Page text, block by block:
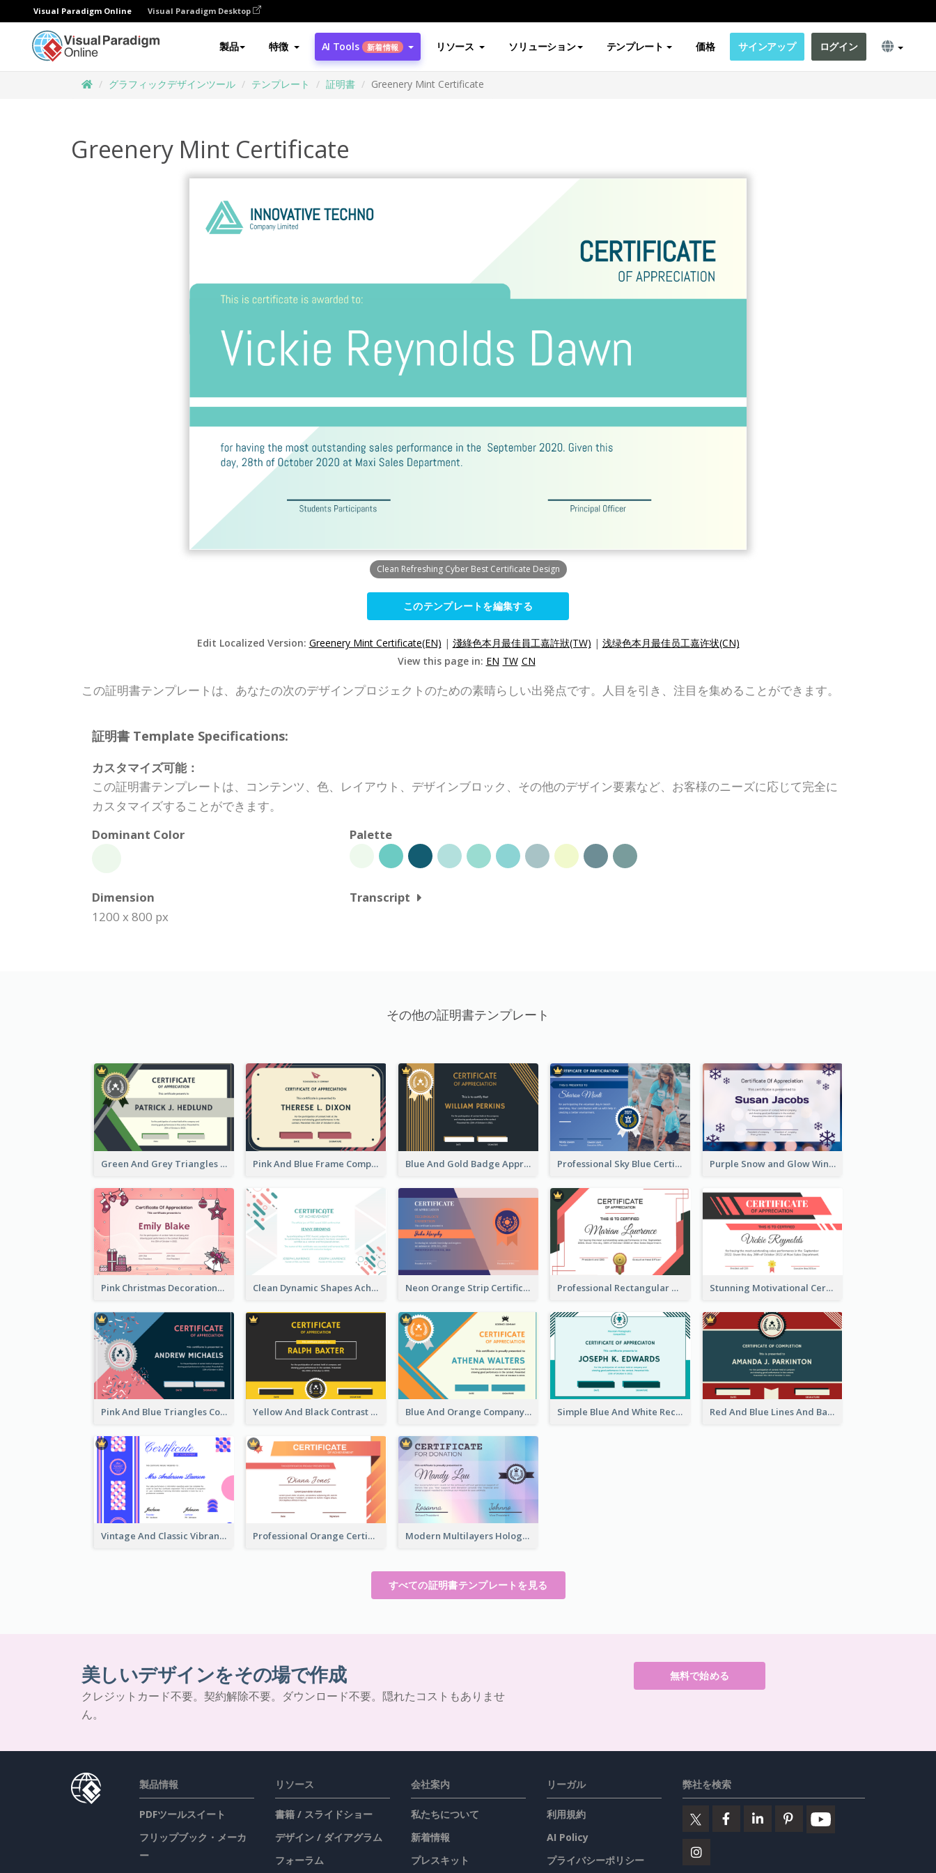
Visual Paradigm Online Visual Paradigm Desktop
製品 特徴 AI Tools 新着情報 リソース ソリューション テンプレート 価格 サインアップ ログイン
グラフィックデザインツール テンプレート 証明書 Greenery Mint Certificate
Greenery Mint Certificate
Clean Refreshing Cyber Best Certificate Design
このテンプレートを編集する
Edit Localized Version: Greenery Mint Certificate(EN) | 淺綠色本月最佳員工嘉許狀(TW) | 浅绿色本月最佳员工嘉许状(CN)
View this page in: EN TW CN
この証明書テンプレートは、あなたの次のデザインプロジェクトのための素晴らしい出発点です。人目を引き、注目を集めることができます。
証明書 Template Specifications:
カスタマイズ可能：
この証明書テンプレートは、コンテンツ、色、レイアウト、デザインブロック、その他のデザイン要素など、お客様のニーズに応じて完全に
カスタマイズすることができます。
Dominant Color
Palette
Dimension
1200 x 800 px
Transcript
その他の証明書テンプレート
Green And Grey Triangles With Badge Certificate Pink And Blue Frame Company Certificate Blue And Gold Badge Appreciation Certificate Professional Sky Blue Certificate Design Template Purple Snow and Glow Winter Certificate
Pink Christmas Decorations Certificate Clean Dynamic Shapes Achievement Certificate Design Neon Orange Strip Certificate Design For Apprciation Professional Rectangular Border Certificate Design Ideas Stunning Motivational Certificate Design Template
Pink And Blue Triangles Confetti Celebration Certificate Yellow And Black Contrast Simple Certificate Blue And Orange Company Triangles With Badge Certificate Simple Blue And White Rectangle Certificate Red And Blue Lines And Badge Completion Certificate
Vintage And Classic Vibrant Certificate Design Ideas Professional Orange Certificate Design Template Modern Multilayers Holographic Certificate Design Idea
すべての証明書テンプレートを見る
美しいデザインをその場で作成
クレジットカード不要。契約解除不要。ダウンロード不要。隠れたコストもありませ
ん。
無料で始める
製品情報
PDFツールスイート
フリップブック・メーカ
ー
リソース
書籍 / スライドショー
デザイン / ダイアグラム
フォーラム
会社案内
私たちについて
新着情報
プレスキット
リーガル
利用規約
AI Policy
プライバシーポリシー
弊社を検索